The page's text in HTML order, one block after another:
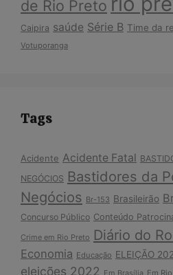
de Rio Preto
Caipira saúde Série B Time da
Votuporanga
Tags
Acidente Acidente Fatal
NEGÓCIOS Bastidores da
Negócios Br-153 Brasileirão
Concurso Público Conteúdo
Crime em Rio Preto Diário do
Economia Educação ELEIÇÃO
eleições 2022